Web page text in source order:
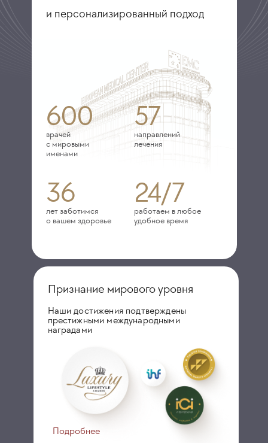
и персонализированный подход
600
врачей
с мировыми
именами
57
направлений
лечения
36
лет заботимся
о вашем здоровье
24/7
работаем в любое
удобное время
Признание мирового уровня
Наши достижения подтверждены
престижными международными
наградами
Подробнее